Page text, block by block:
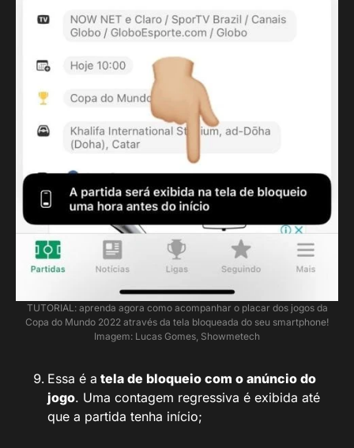
TUTORIAL: aprenda agora como acompanhar o placar dos jogos da
Copa do Mundo 2022 através da tela bloqueada do seu smartphone!
Imagem: Lucas Gomes, Showmetech
Essa é a tela de bloqueio com o anúncio do
jogo. Uma contagem regressiva é exibida até
que a partida tenha início;